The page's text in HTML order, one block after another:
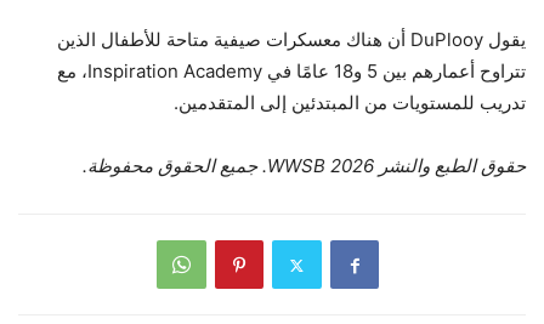
يقول DuPlooy أن هناك معسكرات صيفية متاحة للأطفال الذين
تتراوح أعمارهم بين 5 و18 عامًا في Inspiration Academy، مع
تدريب للمستويات من المبتدئين إلى المتقدمين.
حقوق الطبع والنشر 2026 WWSB. جميع الحقوق محفوظة.